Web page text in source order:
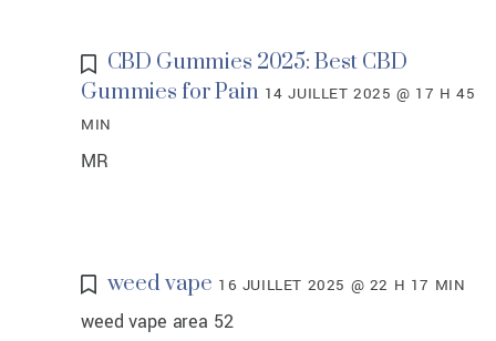
CBD Gummies 2025: Best CBD
Gummies for Pain 14 JUILLET 2025 @ 17 H 45
MIN
MR
weed vape 16 JUILLET 2025 @ 22 H 17 MIN
weed vape area 52